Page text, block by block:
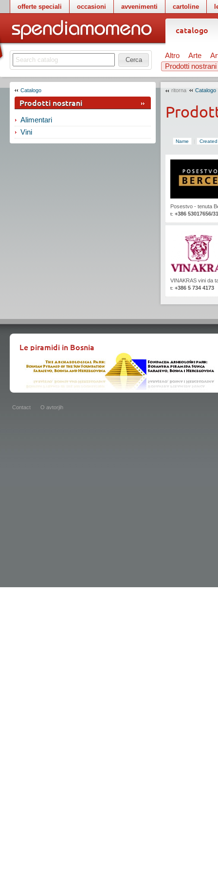
offerte speciali occasioni avvenimenti cartoline
catalogo
Cerca
Altro Arte
Prodotti nostrani
Catalogo
Prodotti nostrani
Alimentari
Vini
ritorna Catalogo
Name Created
Posestvo - tenuta
t: +386 53017656/
VINAKRAS vini da
t: +386 5 734 4173
Le piramidi in Bosnia
Contact O avtorjih